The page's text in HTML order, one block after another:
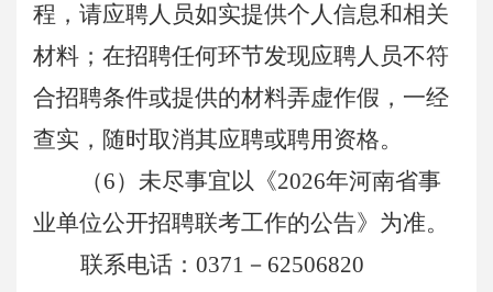
程，请应聘人员如实提供个人信息和相关
材料；在招聘任何环节发现应聘人员不符
合招聘条件或提供的材料弄虚作假，一经
查实，随时取消其应聘或聘用资格。
（6）未尽事宜以《2026年河南省事
业单位公开招聘联考工作的公告》为准。
联系电话：0371－62506820